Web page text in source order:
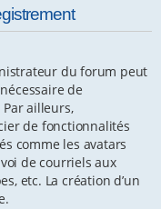
du forum peut
de
ailleurs,
de fonctionnalités
comme les avatars
de courriels aux
etc. La création d’un